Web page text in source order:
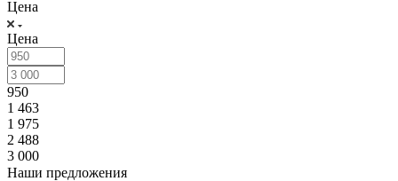
Цена
Цена
950
1 463
1 975
2 488
3 000
Наши предложения